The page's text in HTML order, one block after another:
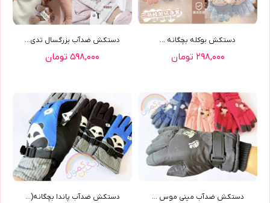
دستکش بوکله بچگانه ...
۲۹۸,۰۰۰ تومان
دستکش ضدآب بزرگسال تدي(9579)
۵۹۸,۰۰۰ تومان
دستکش ضدآب ميني موس ... دستکش ضدآب پاندا بچگانه(9576)